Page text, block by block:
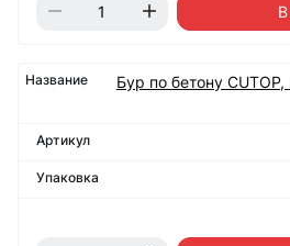
Бур по бетону